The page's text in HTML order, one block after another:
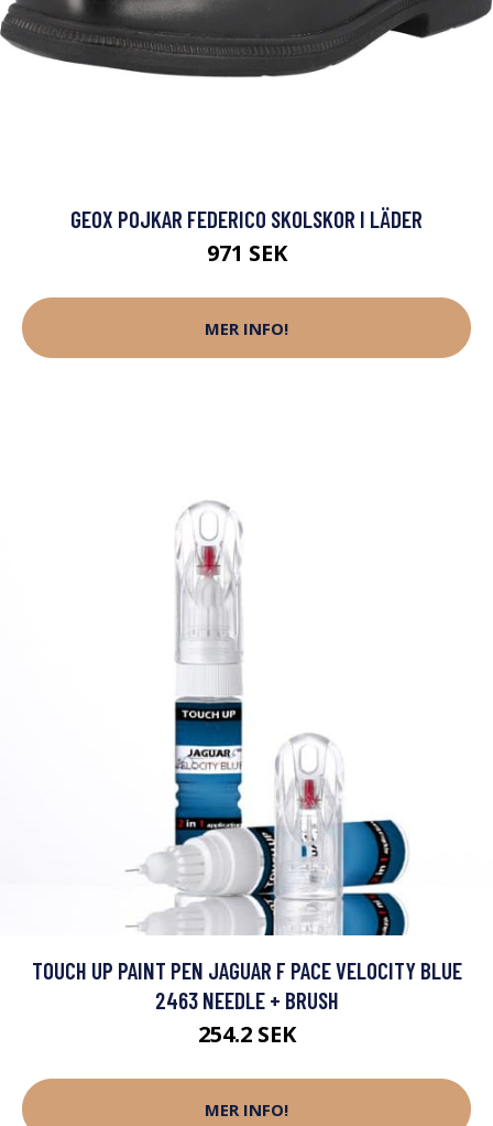
GEOX POJKAR FEDERICO SKOLSKOR I LÄDER
971 SEK
MER INFO!
TOUCH UP PAINT PEN JAGUAR F PACE VELOCITY BLUE
2463 NEEDLE + BRUSH
254.2 SEK
MER INFO!